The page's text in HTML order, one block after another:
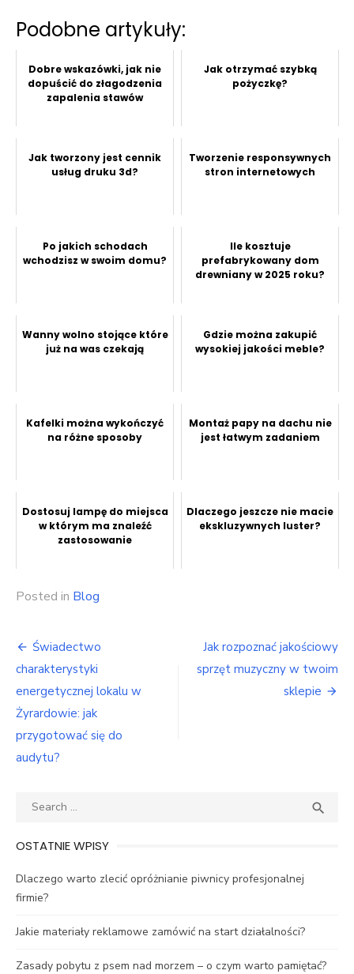
Podobne artykuły:
Dobre wskazówki, jak nie
dopuścić do złagodzenia
zapalenia stawów
Jak otrzymać szybką
pożyczkę?
Jak tworzony jest cennik
usług druku 3d?
Tworzenie responsywnych
stron internetowych
Po jakich schodach
wchodzisz w swoim domu?
Ile kosztuje
prefabrykowany dom
drewniany w 2025 roku?
Wanny wolno stojące które
już na was czekają
Gdzie można zakupić
wysokiej jakości meble?
Kafelki można wykończyć
na różne sposoby
Montaż papy na dachu nie
jest łatwym zadaniem
Dostosuj lampę do miejsca
w którym ma znaleźć
zastosowanie
Dlaczego jeszcze nie macie
ekskluzywnych luster?
Posted in Blog
Nawigacja
wpisu
Świadectwo
charakterystyki
energetycznej lokalu w
Żyrardowie: jak
przygotować się do
audytu?
Jak rozpoznać jakościowy
sprzęt muzyczny w twoim
sklepie
Search

OSTATNIE WPISY
Dlaczego warto zlecić opróżnianie piwnicy profesjonalnej
firmie?
Jakie materiały reklamowe zamówić na start działalności?
Zasady pobytu z psem nad morzem – o czym warto pamiętać?